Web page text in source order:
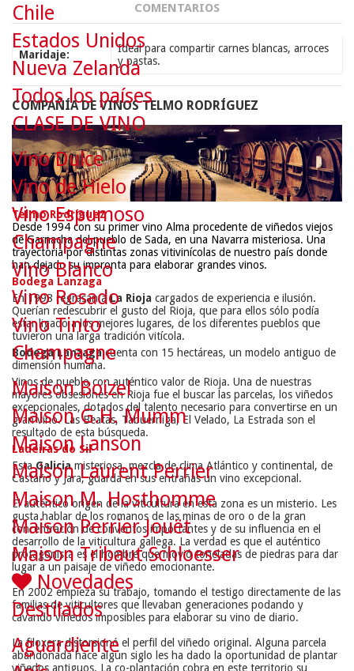
COMENTARIOS
Maridaje:
Ideal para compartir carnes blancas, arroces
y pastas.
COMPAÑÍA DE VINOS TELMO RODRÍGUEZ
Telmo Rodríguez
Desde 1994 con su primer vino Alma procedente de viñedos viejos
de Garnacha del pueblo de Sada, en una Navarra misteriosa. Una
trayectoria por distintas zonas vitivinícolas de nuestro país donde
han dejado su impronta para elaborar grandes vinos.
Bodega Lanzaga
En 1998 regrasan a La Rioja cargados de experiencia e ilusión.
Querían redescubrir el gusto del Rioja, que para ellos sólo podía
estar ligado a los mejores lugares, de los diferentes pueblos que
tuvieron una larga tradición vitícola.
Bodega Lanzaga cuenta con 15 hectáreas, un modelo antiguo de
dimensión humana.
Vinos de pueblo con auténtico valor de Rioja. Una de nuestras
mayores obsesiones en Rioja fue el buscar las parcelas, los viñedos
excepcionales, dotados del talento necesario para convertirse en un
gran vino. Las Beatas, Tabuérniga, El Velado, La Estrada son el
resultado de esta búsqueda.
Ladeiras do Sil
Esta Galicia misteriosa, mezcla de clima Atlántico y continental, de
Castaño y Jara, guarda en sus entrañas un vino excepcional.
El auténtico origen de la viticultura en esta zona es un misterio. Les
gusta hablar de los romanos de las minas de oro o de la gran
concentración de conventos importantes y de su influencia en el
desarrollo de la viticultura gallega. La verdad es que el auténtico
protagonista es el hombre que movió toneladas de piedras para dar
lugar a un paisaje de viñedo emocionante.
En 2002 empieza su trabajo, tomando el testigo directamente de las
familias de viticultores que llevaban generaciones podando y
cavando viñedos imposibles para elaborar su vino de diario.
La filoxera distorsionó el perfil del viñedo original. Alguna parcela
abandonada hace algún siglo les ha dado la oportunidad de plantar
viñedos antiguos. La co-plantación cobra en este territorio su
Chile
Estados Unidos
Nueva Zelanda
Todos los países
CLASE DE VINO
Vino Dulce
Vino de Hielo
Vino Espumoso
Champagne
Vino Blanco
Vino Rosado
Vino Tinto
Champagne
Maison Boizel
Maison G.H. Mumm
Maison Lanson
Maison Laurent Perrier
Maison M. Hosthomme
Maison Perrier Jouët
Maison Tribaut Schloesser
Novedades
Destilados
Aguardiente